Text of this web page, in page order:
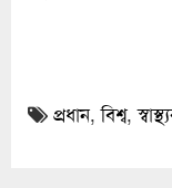
প্রধান,বিশ্ব,